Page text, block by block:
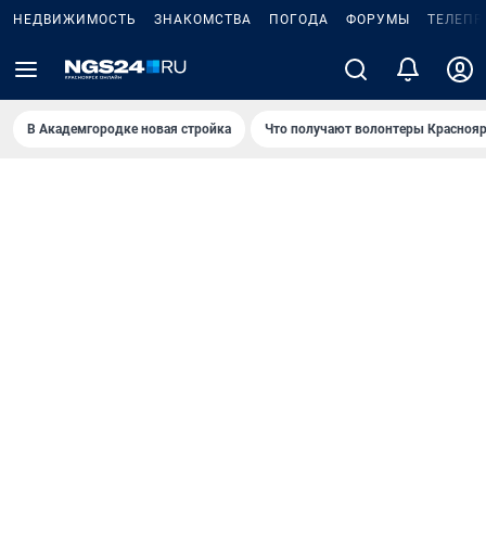
НЕДВИЖИМОСТЬ ЗНАКОМСТВА ПОГОДА ФОРУМЫ
В Академгородке новая стройка Что получают волонтеры